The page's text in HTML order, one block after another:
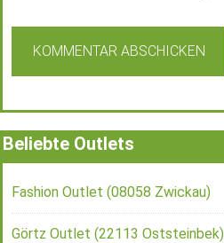
Beliebte Outlets
Fashion Outlet (08058 Zwickau)
Görtz Outlet (22113 Oststeinbek)